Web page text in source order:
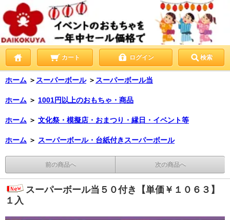
カート ログイン 検索
ホーム ＞ スーパーボール ＞ スーパーボール当
ホーム ＞ 1001円以上のおもちゃ・商品
ホーム ＞ 文化祭・模擬店・おまつり・縁日・イベント等
ホーム ＞ スーパーボール・台紙付きスーパーボール
前の商品へ 次の商品へ
スーパーボール当５０付き【単価￥１０６３】
１入